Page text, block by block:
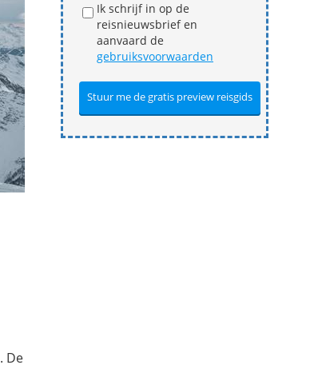
. De
Ik schrijf in op de
reisnieuwsbrief en
aanvaard de
gebruiksvoorwaarden